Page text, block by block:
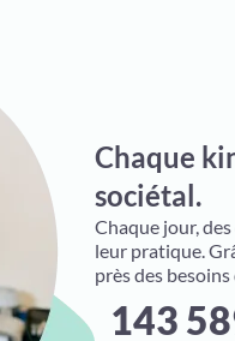
Chaque
sociétal.
Chaque jour,
leur pratique.
près des
143